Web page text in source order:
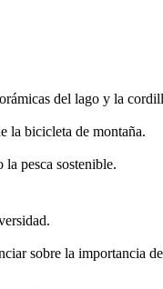
del lago y la
la bicicleta de montaña.
pesca sostenible.
sobre la importancia